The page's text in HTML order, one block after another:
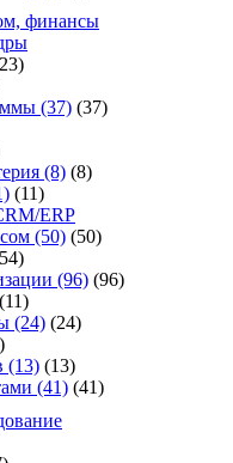
финансы
(37) (37)
(8) (8)
(11)
ERP
(50) (50)
(96) (96)
(11)
(24) (24)
(13) (13)
(41) (41)